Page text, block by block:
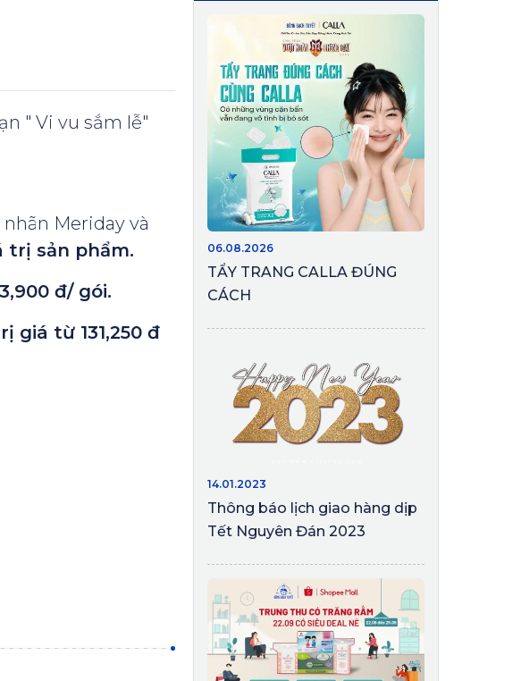
" Vi vu sắm lễ"
Meriday và
trị sản phẩm.
đ/ gói.
giá từ 131,250 đ
06.08.2026
TẨY TRANG CALLA ĐÚNG
CÁCH
14.01.2023
Thông báo lịch giao hàng dịp
Tết Nguyên Đán 2023